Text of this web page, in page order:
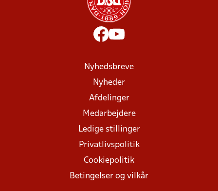
Nyhedsbreve
Nyheder
Afdelinger
Medarbejdere
Ledige stillinger
Privatlivspolitik
Cookiepolitik
Betingelser og vilkår